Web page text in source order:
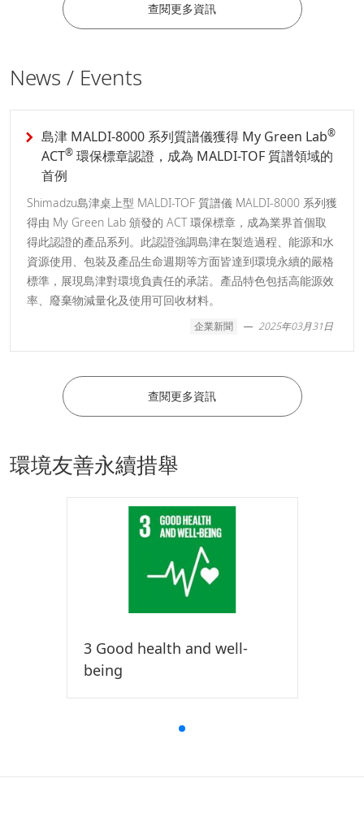
查閱更多資訊
News / Events
島津 MALDI-8000 系列質譜儀獲得 My Green Lab®
ACT® 環保標章認證，成為 MALDI-TOF 質譜領域的
首例
Shimadzu島津桌上型 MALDI-TOF 質譜儀 MALDI-8000 系列獲
得由 My Green Lab 頒發的 ACT 環保標章，成為業界首個取
得此認證的產品系列。此認證強調島津在製造過程、能源和水
資源使用、包裝及產品生命週期等方面皆達到環境永續的嚴格
標準，展現島津對環境負責任的承諾。產品特色包括高能源效
率、廢棄物減量化及使用可回收材料。
企業新聞 2025年03月31日
查閱更多資訊
環境友善永續措舉
3 Good health and well-
being